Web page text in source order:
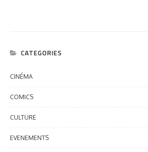
CATEGORIES
CINÉMA
COMICS
CULTURE
EVENEMENTS